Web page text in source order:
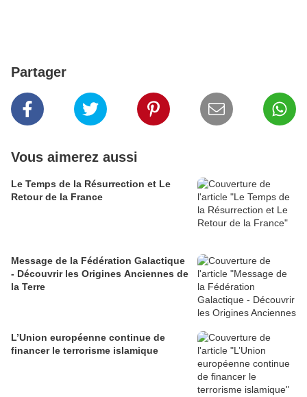
Partager
Vous aimerez aussi
Le Temps de la Résurrection et Le
Retour de la France
Message de la Fédération Galactique
- Découvrir les Origines Anciennes de
la Terre
L’Union européenne continue de
financer le terrorisme islamique